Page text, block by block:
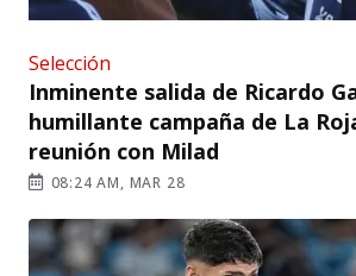
Selección
Inminente salida de Ricardo
humillante campaña de La
reunión con Milad
08:24 AM, MAR 28